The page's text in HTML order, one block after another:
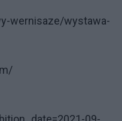
wernisaze/wystawa-